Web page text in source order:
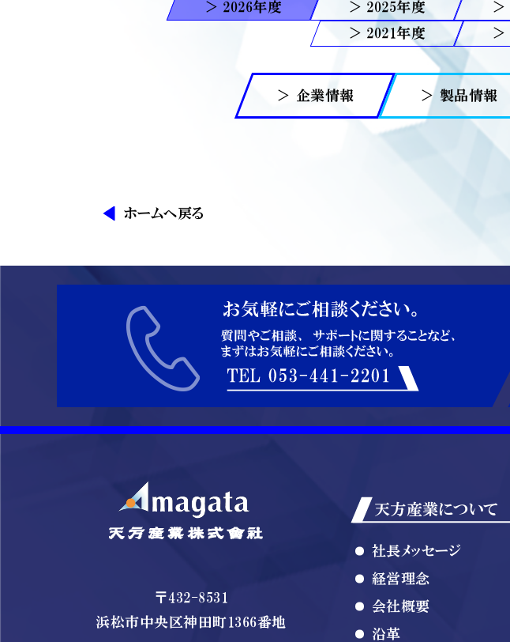
2026 2025
2021
＞ 企業情報 ＞ 製品情報
ホームへ戻る
〒432-8531
浜松市中央区神田町1366番地
天方産業について
社長メッセージ
経営理念
会社概要
沿革